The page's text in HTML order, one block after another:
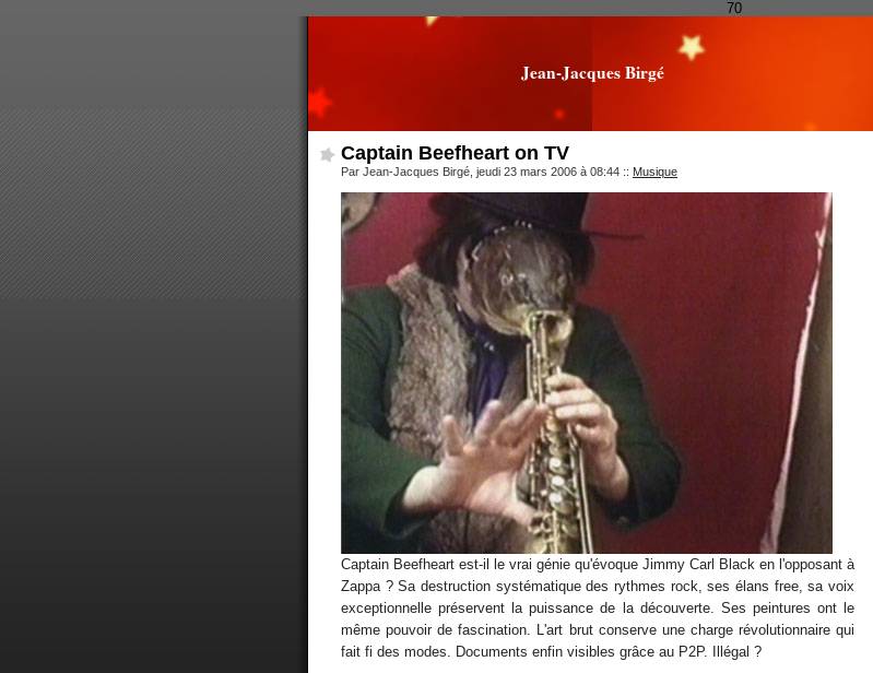
70
Jean-Jacques Birgé
Captain Beefheart on TV
Par Jean-Jacques Birgé, jeudi 23 mars 2006 à 08:44 :: Musique
Captain Beefheart est-il le vrai génie qu'évoque Jimmy Carl Black en l'opposant à
Zappa ? Sa destruction systématique des rythmes rock, ses élans free, sa voix
exceptionnelle préservent la puissance de la découverte. Ses peintures ont le
même pouvoir de fascination. L'art brut conserve une charge révolutionnaire qui
fait fi des modes. Documents enfin visibles grâce au P2P. Illégal ?